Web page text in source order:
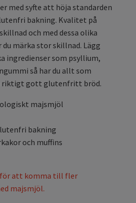
med syfte att höja standarden
bakning. Kvalitet på
och med dessa olika
märka stor skillnad. Lägg
ingredienser som psyllium,
så har du allt som
riktigt gott glutenfritt bröd.
majsmjöl
bakning
och muffins
för att komma till fler
majsmjöl.